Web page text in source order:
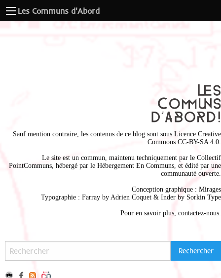
Les Communs d'Abord
Sauf mention contraire, les contenus de ce blog sont sous Licence Creative
Commons CC-BY-SA 4.0
Le site est un commun, maintenu techniquement par le Collectif
PointCommuns , hébergé par le Hébergement En Communs , et édité par une
communauté ouverte.
Conception graphique : Mirages
Typographie : Farray by Adrien Coquet & Inder by Sorkin Type
Pour en savoir plus, contactez-nous